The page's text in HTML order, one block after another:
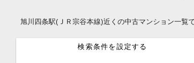
旭川四条駅(ＪＲ宗谷本線)近くの中古マンション一覧
検索条件を設定する